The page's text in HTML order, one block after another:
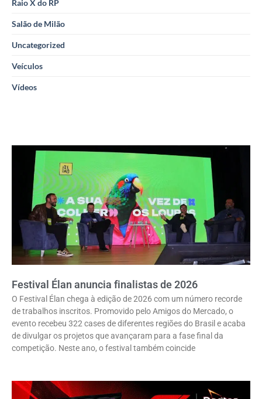
Raio X do RP
Salão de Milão
Uncategorized
Veículos
Vídeos
Festival Élan anuncia finalistas de 2026
O Festival Élan chega à edição de 2026 com um número recorde
de trabalhos inscritos. Promovido pelo Amigos do Mercado, o
evento recebeu 322 cases de diferentes regiões do Brasil e acaba
de divulgar os projetos que avançaram para a fase final da
competição. Neste ano, o festival também coincide